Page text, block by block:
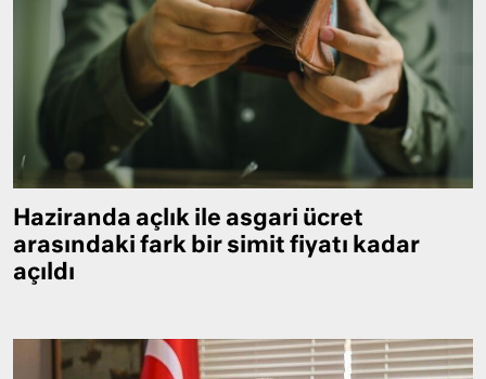
Haziranda açlık ile asgari ücret
arasındaki fark bir simit fiyatı kadar
açıldı